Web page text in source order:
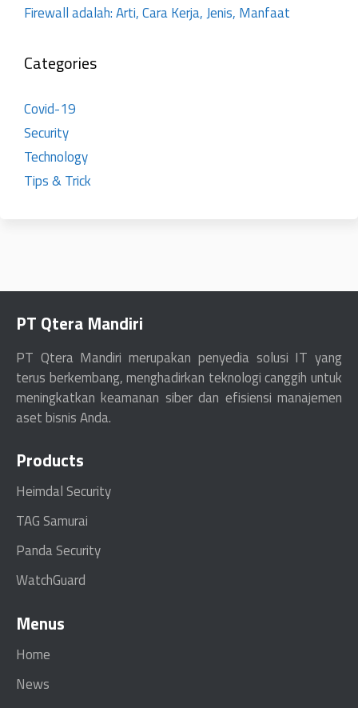
Firewall adalah: Arti, Cara Kerja, Jenis, Manfaat
Categories
Covid-19
Security
Technology
Tips & Trick
PT Qtera Mandiri
PT Qtera Mandiri merupakan penyedia solusi IT yang
terus berkembang, menghadirkan teknologi canggih untuk
meningkatkan keamanan siber dan efisiensi manajemen
aset bisnis Anda.
Products
Heimdal Security
TAG Samurai
Panda Security
WatchGuard
Menus
Home
News